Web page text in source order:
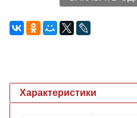
Характеристики